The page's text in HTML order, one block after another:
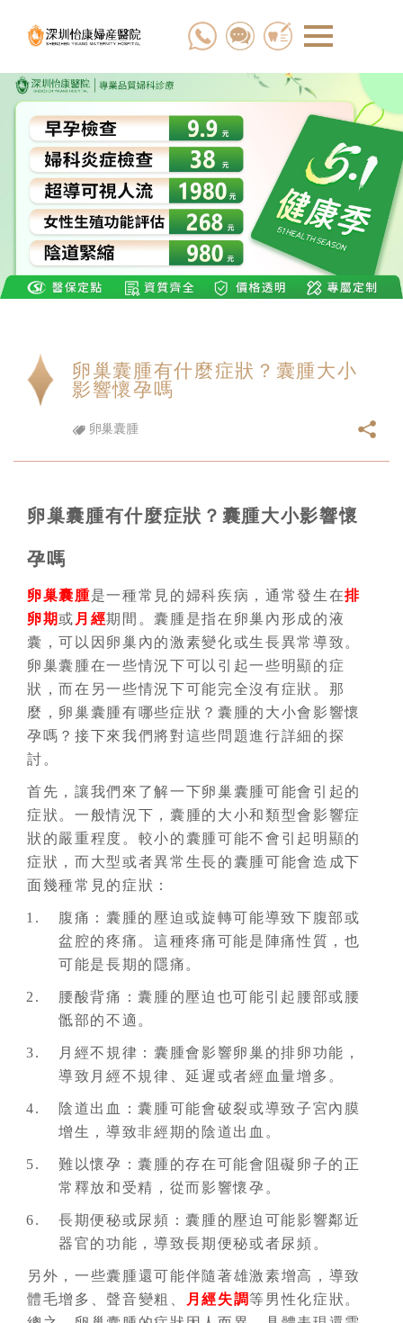
卵巢囊腫有什麼症狀？囊腫大小
影響懷孕嗎
卵巢囊腫
卵巢囊腫有什麼症狀？囊腫大小影響懷
孕嗎
卵巢囊腫是一種常見的婦科疾病，通常發生在排
卵期或 月經期間。囊腫是指在卵巢內形成的液
囊，可以因卵巢內的激素變化或生長異常導致。
卵巢囊腫在一些情況下可以引起一些明顯的症
狀，而在另一些情況下可能完全沒有症狀。那
麼，卵巢囊腫有哪些症狀？囊腫的大小會影響懷
孕嗎？接下來我們將對這些問題進行詳細的探
討。
首先，讓我們來了解一下卵巢囊腫可能會引起的
症狀。一般情況下，囊腫的大小和類型會影響症
狀的嚴重程度。較小的囊腫可能不會引起明顯的
症狀，而大型或者異常生長的囊腫可能會造成下
面幾種常見的症狀：
腹痛：囊腫的壓迫或旋轉可能導致下腹部或
盆腔的疼痛。這種疼痛可能是陣痛性質，也
可能是長期的隱痛。
腰酸背痛：囊腫的壓迫也可能引起腰部或腰
骶部的不適。
月經不規律：囊腫會影響卵巢的排卵功能，
導致月經不規律、延遲或者經血量增多。
陰道出血：囊腫可能會破裂或導致子宮內膜
增生，導致非經期的陰道出血。
難以懷孕：囊腫的存在可能會阻礙卵子的正
常釋放和受精，從而影響懷孕。
長期便秘或尿頻：囊腫的壓迫可能影響鄰近
器官的功能，導致長期便秘或者尿頻。
另外，一些囊腫還可能伴隨著雄激素增高，導致
體毛增多、聲音變粗、
月經失調 等男性化症狀。